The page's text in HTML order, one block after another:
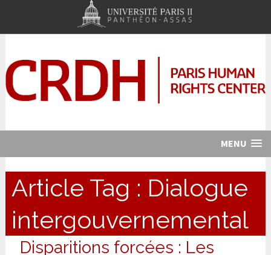
MENU
Article Tag : Dialogue
intergouvernemental
Disparitions forcées : Les